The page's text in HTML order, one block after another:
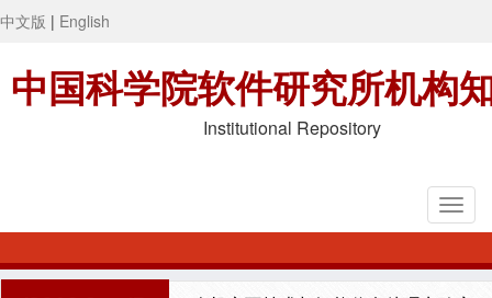
中文版 | English
中国科学院软件研究所机构
Institutional Repository